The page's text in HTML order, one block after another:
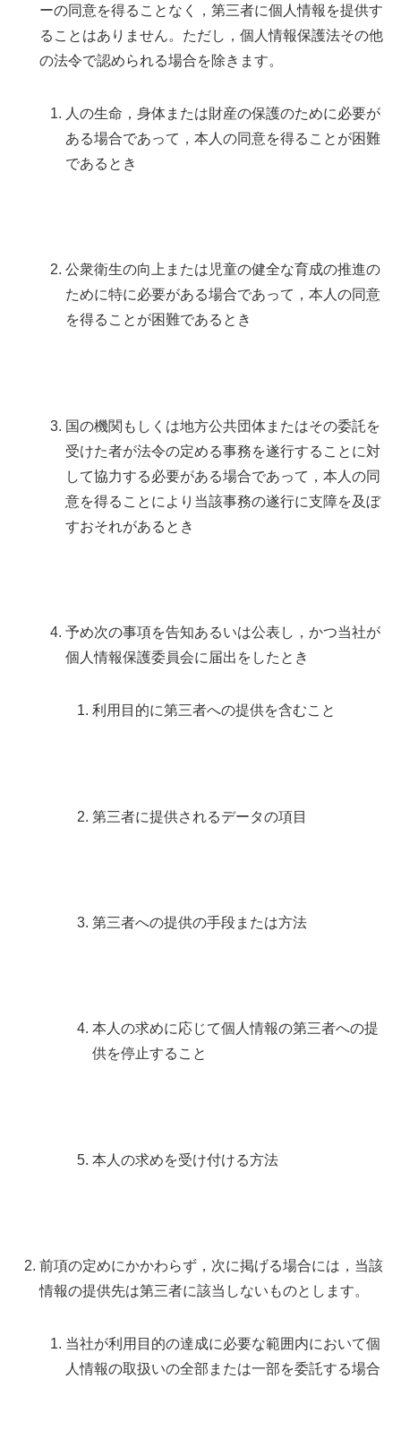
ーの同意を得ることなく，第三者に個人情報を提供す
ることはありません。ただし，個人情報保護法その他
の法令で認められる場合を除きます。
人の生命，身体または財産の保護のために必要が
ある場合であって，本人の同意を得ることが困難
であるとき
公衆衛生の向上または児童の健全な育成の推進の
ために特に必要がある場合であって，本人の同意
を得ることが困難であるとき
国の機関もしくは地方公共団体またはその委託を
受けた者が法令の定める事務を遂行することに対
して協力する必要がある場合であって，本人の同
意を得ることにより当該事務の遂行に支障を及ぼ
すおそれがあるとき
予め次の事項を告知あるいは公表し，かつ当社が
個人情報保護委員会に届出をしたとき
利用目的に第三者への提供を含むこと
第三者に提供されるデータの項目
第三者への提供の手段または方法
本人の求めに応じて個人情報の第三者への提
供を停止すること
本人の求めを受け付ける方法
前項の定めにかかわらず，次に掲げる場合には，当該
情報の提供先は第三者に該当しないものとします。
当社が利用目的の達成に必要な範囲内において個
人情報の取扱いの全部または一部を委託する場合